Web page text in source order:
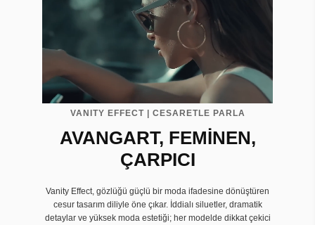
VANITY EFFECT | CESARETLE PARLA
AVANGART, FEMİNEN,
ÇARPICI
Vanity Effect, gözlüğü güçlü bir moda ifadesine dönüştüren
cesur tasarım diliyle öne çıkar. İddialı siluetler, dramatik
detaylar ve yüksek moda estetiği; her modelde dikkat çekici